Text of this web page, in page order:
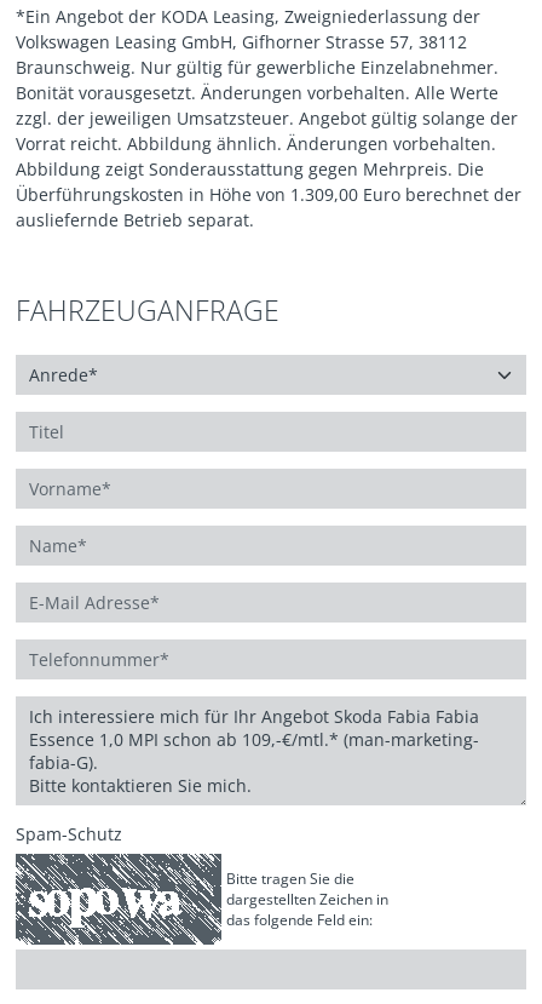
*Ein Angebot der KODA Leasing, Zweigniederlassung der
Volkswagen Leasing GmbH, Gifhorner Strasse 57, 38112
Braunschweig. Nur gültig für gewerbliche Einzelabnehmer.
Bonität vorausgesetzt. Änderungen vorbehalten. Alle Werte
zzgl. der jeweiligen Umsatzsteuer. Angebot gültig solange der
Vorrat reicht. Abbildung ähnlich. Änderungen vorbehalten.
Abbildung zeigt Sonderausstattung gegen Mehrpreis. Die
Überführungskosten in Höhe von 1.309,00 Euro berechnet der
ausliefernde Betrieb separat.
FAHRZEUGANFRAGE
Spam-Schutz
Bitte tragen Sie die
dargestellten Zeichen in
das folgende Feld ein: